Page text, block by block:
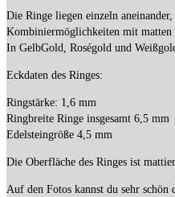
Die Ringe liegen einzeln
Kombiniermöglichkeiten mit matten
In GelbGold, Roségold und
Eckdaten des Ringes:
Ringstärke: 1,6 mm
Ringbreite Ringe insgesamt 6,5 mm
Edelsteingröße 4,5 mm
Die Oberfläche des Ringes ist
Auf den Fotos kannst du sehr schön